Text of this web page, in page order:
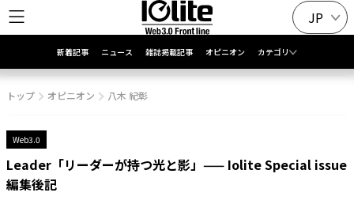
JP
新着記事 ニュース 雑誌掲載記事 オピニオン カテゴリ
トップ オピニオン 八木 紀彰
Web3.0
Leader「リーダーが持つ光と影」—— Iolite Special issue
編集後記